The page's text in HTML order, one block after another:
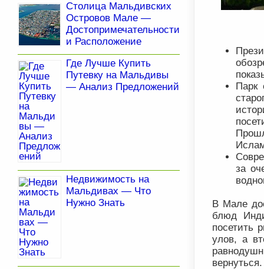
Парк
за
В Мале
блюд
посетить
улов, а
вернуться.
Столица Мальдивских
Островов Мале —
Достопримечательности
и Расположение
Где Лучше Купить
Путевку на Мальдивы
— Анализ Предложений
Недвижимость на
Мальдивах — Что
Нужно Знать